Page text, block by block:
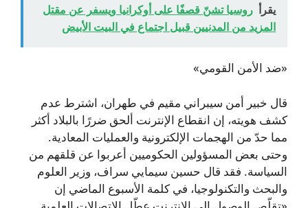
يقرأ روسيا تشنّ قصفًا على أوكرانيا ويسفر عن مقتل
المزيد من المدنيين قبيل اجتماع في البيت الأبيض
«ضد الأمن القومي»
قال خبير أمن سيبراني مقيم في طهران، اشترط عدم
كشف هويته، إن انقطاع الإنترنت ألحق ضررًا بالبلاد أكثر
مما حدّ من الهجمات الإلكترونية والعمليات المعادية.
وحتى بعض المسؤولين الحكوميين أعربوا عن قلقهم من
السياسة. فقد قال حسين سيمايي سراف، وزير العلوم
والبحث والتكنولوجيا، في كلمة الأسبوع الماضي إن